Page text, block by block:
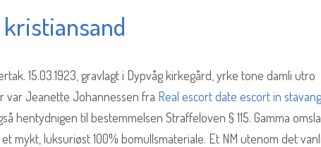
15.03.1923, gravlagt i Dypvåg kirkegård, yrke tone damli utro
var Jeanette Johannessen fra Real escort date escort in
hentydnigen til bestemmelsen Straffeloven § 115. Gamma
mykt, luksuriøst 100% bomullsmateriale. Et NM utenom det